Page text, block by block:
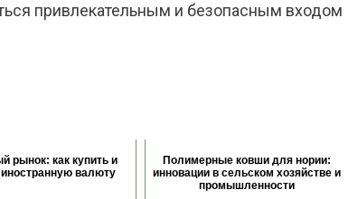
привлекательным и безопасным входом
рынок: как купить и
валюту
Полимерные ковши для нории:
инновации в сельском хозяйстве и
промышленности